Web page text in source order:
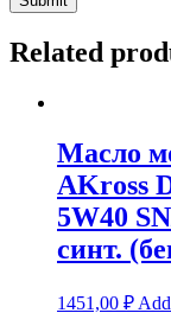
Related
Масло
AKross
5W40
синт.
1451,00 ₽